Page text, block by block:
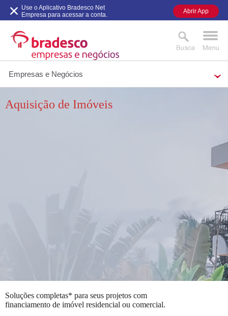
Empresas e Negócios
MAIS BUSCADOS SUAS BUSCAS RECENTES
Aquisição de Imóveis
Soluções completas* para seus projetos com
financiamento de imóvel residencial ou comercial.
Use o Aplicativo Bradesco Net
Empresa para acessar a conta.
Abrir App